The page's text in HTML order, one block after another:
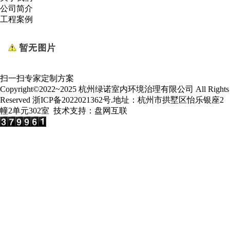
公司简介
工程案例
扫一扫专家定制方案
Copyright©2022~2025 杭州绿诺室内环境治理有限公司 All Rights
Reserved 浙ICP备2022021362号.地址：杭州市拱墅区怡乐银座2
幢2单元302室 技术支持： 盘网互联